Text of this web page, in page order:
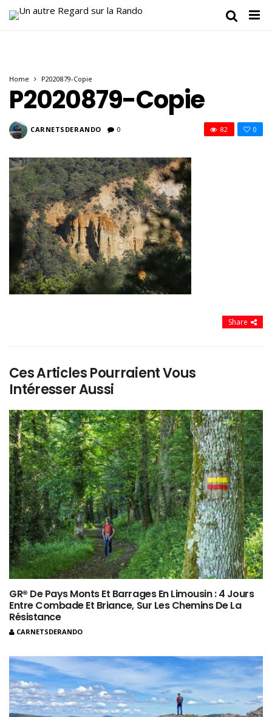
Home P2020879-Copie
P2020879-Copie
CARNETSDERANDO 0 0
82
Share
Ces Articles Pourraient Vous
Intéresser Aussi
GR® De Pays Monts Et Barrages En Limousin : 4 Jours
Entre Combade Et Briance, Sur Les Chemins De La
Résistance
CARNETSDERANDO